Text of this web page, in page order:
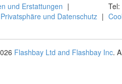
Tel:
und Erstattungen |
Privatsphäre und Datenschutz |
Flashbay Ltd and Flashbay Inc.